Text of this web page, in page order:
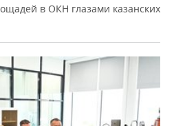
в ОКН глазами казанских